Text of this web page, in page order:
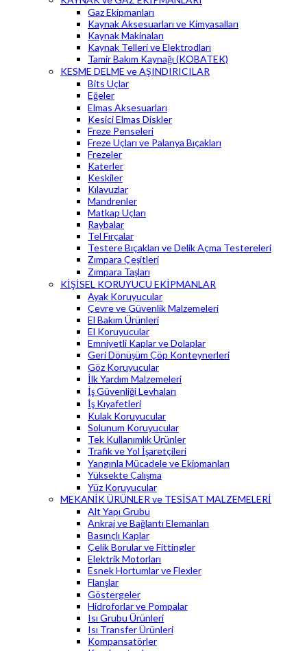
Gaz Ekipmanları
Kaynak Aksesuarları ve Kimyasalları
Kaynak Makinaları
Kaynak Telleri ve Elektrodları
Tamir Bakım Kaynağı (KOBATEK)
KESME DELME ve AŞINDIRICILAR
Bits Uçlar
Eğeler
Elmas Aksesuarları
Kesici Elmas Diskler
Freze Penseleri
Freze Uçları ve Palanya Bıçakları
Frezeler
Katerler
Keskiler
Kılavuzlar
Mandrenler
Matkap Uçları
Raybalar
Tel Fırçalar
Testere Bıçakları ve Delik Açma Testereleri
Zımpara Çeşitleri
Zımpara Taşları
KİŞİSEL KORUYUCU EKİPMANLAR
Ayak Koruyucular
Çevre ve Güvenlik Malzemeleri
El Bakım Ürünleri
El Koruyucular
Emniyetli Kaplar ve Dolaplar
Geri Dönüşüm Çöp Konteynerleri
Göz Koruyucular
İlk Yardım Malzemeleri
İş Güvenliği Levhaları
İş Kıyafetleri
Kulak Koruyucular
Solunum Koruyucular
Tek Kullanımlık Ürünler
Trafik ve Yol İşaretçileri
Yangınla Mücadele ve Ekipmanları
Yüksekte Çalışma
Yüz Koruyucular
MEKANİK ÜRÜNLER ve TESİSAT MALZEMELERİ
Alt Yapı Grubu
Ankraj ve Bağlantı Elemanları
Basınçlı Kaplar
Çelik Borular ve Fittingler
Elektrik Motorları
Esnek Hortumlar ve Flexler
Flanşlar
Göstergeler
Hidroforlar ve Pompalar
Isı Grubu Ürünleri
Isı Transfer Ürünleri
Kompansatörler